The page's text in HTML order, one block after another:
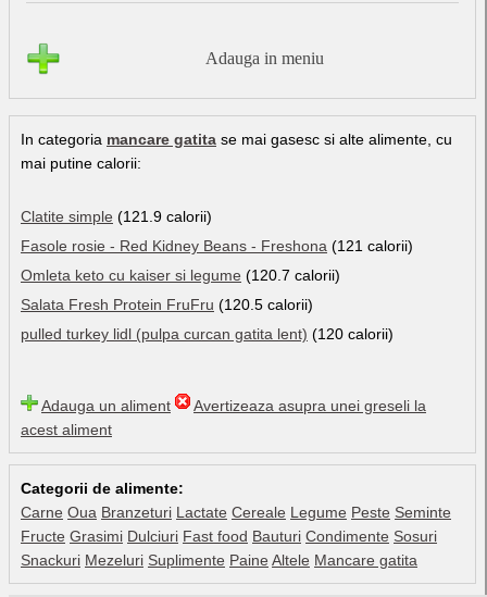
Adauga in meniu
In categoria mancare gatita se mai gasesc si alte alimente, cu
mai putine calorii:
Clatite simple (121.9 calorii)
Fasole rosie - Red Kidney Beans - Freshona (121 calorii)
Omleta keto cu kaiser si legume (120.7 calorii)
Salata Fresh Protein FruFru (120.5 calorii)
pulled turkey lidl (pulpa curcan gatita lent) (120 calorii)
Adauga un aliment
Avertizeaza asupra unei greseli la
acest aliment
Categorii de alimente:
Carne Oua Branzeturi Lactate Cereale Legume Peste Seminte
Fructe Grasimi Dulciuri Fast food Bauturi Condimente Sosuri
Snackuri Mezeluri Suplimente Paine Altele Mancare gatita